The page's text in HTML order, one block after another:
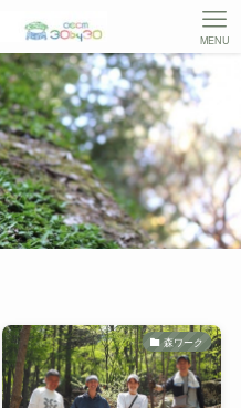
MENU
森ワーク